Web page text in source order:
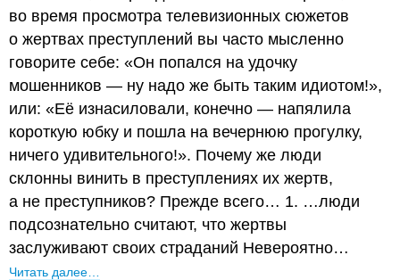
во время просмотра телевизионных сюжетов
о жертвах преступлений вы часто мысленно
говорите себе: «Он попался на удочку
мошенников — ну надо же быть таким идиотом!»,
или: «Её изнасиловали, конечно — напялила
короткую юбку и пошла на вечернюю прогулку,
ничего удивительного!». Почему же люди
склонны винить в преступлениях их жертв,
а не преступников? Прежде всего… 1. …люди
подсознательно считают, что жертвы
заслуживают своих страданий Невероятно…
Читать далее…